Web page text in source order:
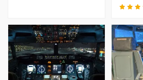
Darmstadt
Deggendorf
Weimar
sächsische Schweiz